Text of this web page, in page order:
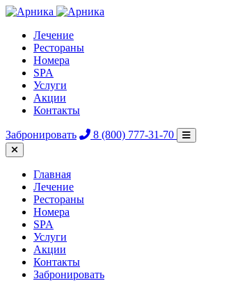
Лечение
Рестораны
Номера
SPA
Услуги
Акции
Контакты
Забронировать 8 (800) 777-31-70
Главная
Лечение
Рестораны
Номера
SPA
Услуги
Акции
Контакты
Забронировать